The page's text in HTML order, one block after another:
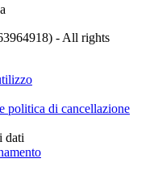
- All rights
politica di cancellazione
dati